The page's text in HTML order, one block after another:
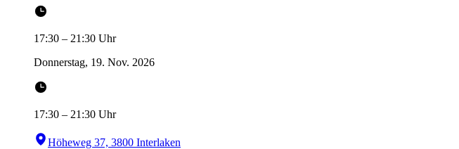
17:30 – 21:30 Uhr
Donnerstag, 19. Nov. 2026
17:30 – 21:30 Uhr
Höheweg 37, 3800 Interlaken